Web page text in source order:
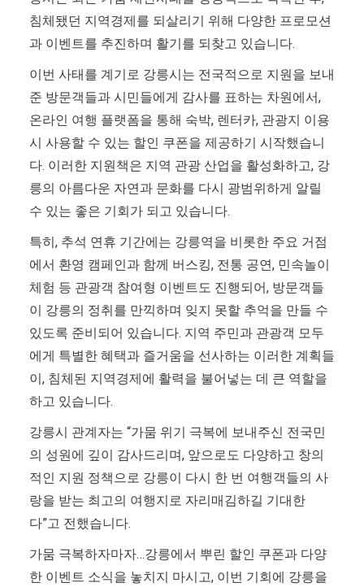
침체됐던 지역경제를 되살리기 위해 다양한 프로모션
과 이벤트를 추진하며 활기를 되찾고 있습니다.
이번 사태를 계기로 강릉시는 전국적으로 지원을 보내
준 방문객들과 시민들에게 감사를 표하는 차원에서,
온라인 여행 플랫폼을 통해 숙박, 렌터카, 관광지 이용
시 사용할 수 있는 할인 쿠폰을 제공하기 시작했습니
다. 이러한 지원책은 지역 관광 산업을 활성화하고, 강
릉의 아름다운 자연과 문화를 다시 광범위하게 알릴
수 있는 좋은 기회가 되고 있습니다.
특히, 추석 연휴 기간에는 강릉역을 비롯한 주요 거점
에서 환영 캠페인과 함께 버스킹, 전통 공연, 민속놀이
체험 등 관광객 참여형 이벤트도 진행되어, 방문객들
이 강릉의 정취를 만끽하며 잊지 못할 추억을 만들 수
있도록 준비되어 있습니다. 지역 주민과 관광객 모두
에게 특별한 혜택과 즐거움을 선사하는 이러한 계획들
이, 침체된 지역경제에 활력을 불어넣는 데 큰 역할을
하고 있습니다.
강릉시 관계자는 “가뭄 위기 극복에 보내주신 전국민
의 성원에 깊이 감사드리며, 앞으로도 다양하고 창의
적인 지원 정책으로 강릉이 다시 한 번 여행객들의 사
랑을 받는 최고의 여행지로 자리매김하길 기대한
다”고 전했습니다.
가뭄 극복하자마자…강릉에서 뿌린 할인 쿠폰과 다양
한 이벤트 소식을 놓치지 마시고, 이번 기회에 강릉을